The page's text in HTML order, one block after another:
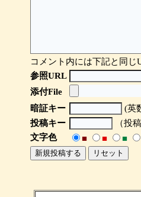
コメント内には下記と同
参照URL
添付File
暗証キー
(英
投稿キー
（投
文字色
■ ■ ■